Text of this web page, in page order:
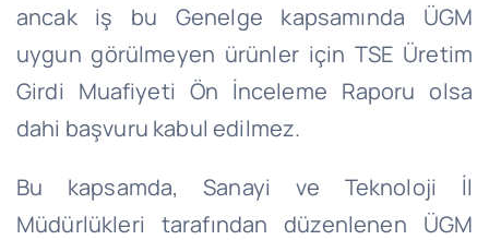
ancak iş bu Genelge kapsamında ÜGM
uygun görülmeyen ürünler için TSE Üretim
Girdi Muafiyeti Ön İnceleme Raporu olsa
dahi başvuru kabul edilmez.
Bu kapsamda, Sanayi ve Teknoloji İl
Müdürlükleri tarafından düzenlenen ÜGM